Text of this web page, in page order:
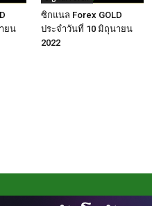
ยน
ซิกแนล Forex GOLD
ประจำวันที่ 10 มิถุนายน
2022